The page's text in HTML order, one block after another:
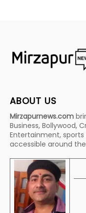
ABOUT US
Mirzapurnews.com
Business, Bollywood,
Entertainment,
accessible around